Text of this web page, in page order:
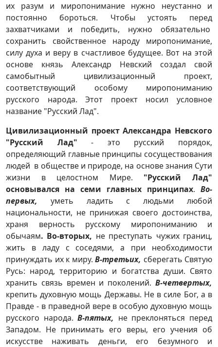
их разум и миропонимание нужно неустанно и
постоянно бороться. Чтобы устоять перед
захватчиками и победить, нужно обязательно
сохранить свойственное народу миропонимание,
силу духа и веру в счастливое будущее. Вот на этой
основе князь Александр Невский создал свой
самобытный цивилизационный проект,
соответствующий особому миропониманию
русского народа. Этот проект носил условное
название "Русский Лад".
Цивилизационный проект Александра Невского
"Русский Лад" - это русский порядок,
определяющий главные принципы сосуществования
людей в обществе и природе, на основе знания Сути
жизни в целостном Мире. "Русский Лад"
основывался на семи главных принципах. Во-
первых, уметь ладить с людьми любой
национальности, не принижая своего достоинства,
храня верность русскому миропониманию и
обычаям. Во-вторых, не преступать чужих границ,
жить в ладу с соседями, а при необходимости
принуждать их к миру. В-третьих, сберегать Святую
Русь: народ, территорию и богатства души. Свято
хранить связь времен и поколений. В-четвертых,
крепить духовную мощь Державы. Не в силе Бог, а в
Правде - в праведной вере в особую духовную мощь
русского народа.В-пятых, не преклоняться перед
Западом. Не принимать его веры, его учения об
искусстве наживать деньги, его безумного и